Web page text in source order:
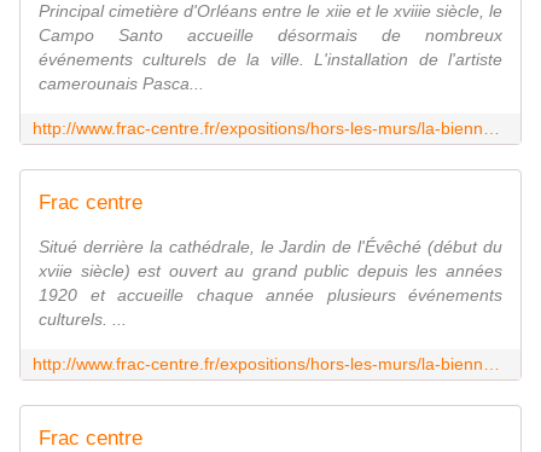
Principal cimetière d'Orléans entre le xiie et le xviiie siècle, le
Campo Santo accueille désormais de nombreux
événements culturels de la ville. L'installation de l'artiste
camerounais Pasca...
Frac centre
Situé derrière la cathédrale, le Jardin de l'Évêché (début du
xviie siècle) est ouvert au grand public depuis les années
1920 et accueille chaque année plusieurs événements
culturels. ...
Frac centre